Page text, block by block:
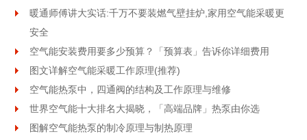
暖通师傅讲大实话:千万不要装燃气壁挂炉,家用空气能采暖更
安全
空气能安装费用要多少预算？「预算表」告诉你详细费用
图文详解空气能采暖工作原理(推荐)
空气能热泵中，四通阀的结构及工作原理与维修
世界空气能十大排名大揭晓，「高端品牌」热泵由你选
图解空气能热泵的制冷原理与制热原理